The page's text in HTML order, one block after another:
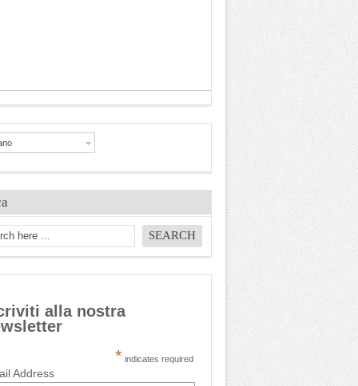
alla nostra
* indicates required
Address